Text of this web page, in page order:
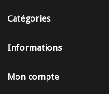
Catégories
Informations
Mon compte